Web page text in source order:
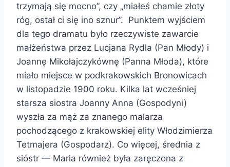
trzymają się mocno”, czy „miałeś chamie złoty
róg, ostał ci się ino sznur”. Punktem wyjściem
dla tego dramatu było rzeczywiste zawarcie
małżeństwa przez Lucjana Rydla (Pan Młody) i
Joannę Mikołajczykównę (Panna Młoda), które
miało miejsce w podkrakowskich Bronowicach
w listopadzie 1900 roku. Kilka lat wcześniej
starsza siostra Joanny Anna (Gospodyni)
wyszła za mąż za znanego malarza
pochodzącego z krakowskiej elity Włodzimierza
Tetmajera (Gospodarz). Co więcej, średnia z
sióstr — Maria również była zaręczona z